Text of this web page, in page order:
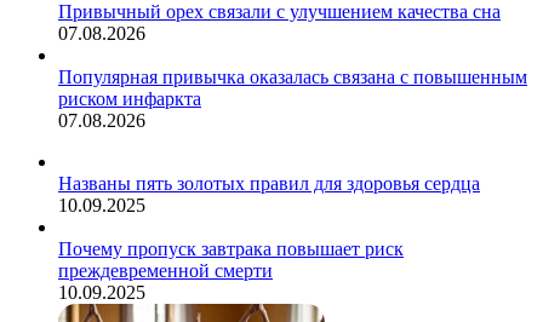
Привычный орех связали с улучшением качества сна
07.08.2026
Популярная привычка оказалась связана с повышенным
риском инфаркта
07.08.2026
Названы пять золотых правил для здоровья сердца
10.09.2025
Почему пропуск завтрака повышает риск
преждевременной смерти
10.09.2025